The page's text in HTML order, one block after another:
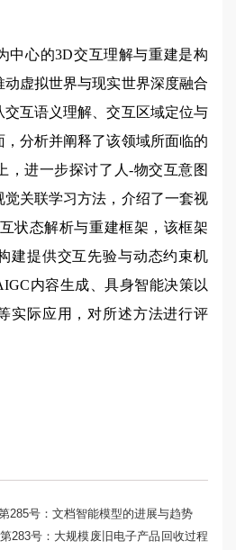
中心的3D交互理解与重建是构
虚拟世界与现实世界深度融合
交互语义理解、交互区域定位与
分析并阐释了该领域所面临的
，进一步探讨了人-物交互意图
关联学习方法，介绍了一套视
状态解析与重建框架，该框架
建提供交互先验与动态约束机
内容生成、具身智能决策以
实际应用，对所述方法进行评
285号：文档智能模型的进展与趋势
283号：大规模废旧电子产品回收过程